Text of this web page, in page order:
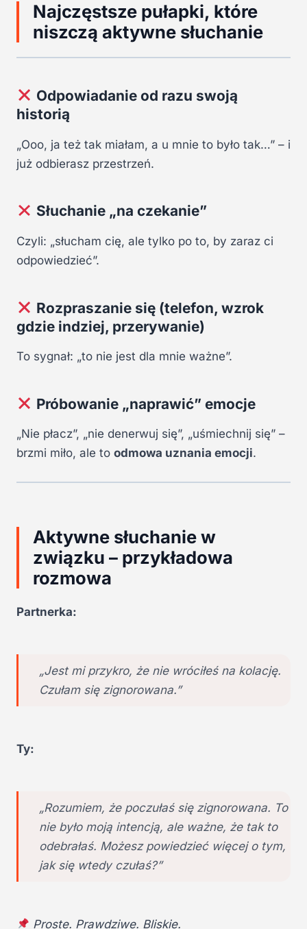
Najczęstsze pułapki, które
niszczą aktywne słuchanie
Odpowiadanie od razu swoją
historią
„Ooo, ja też tak miałam, a u mnie to było tak…” – i
już odbierasz przestrzeń.
Słuchanie „na czekanie”
Czyli: „słucham cię, ale tylko po to, by zaraz ci
odpowiedzieć”.
Rozpraszanie się (telefon, wzrok
gdzie indziej, przerywanie)
To sygnał: „to nie jest dla mnie ważne”.
Próbowanie „naprawić” emocje
„Nie płacz”, „nie denerwuj się”, „uśmiechnij się” –
brzmi miło, ale to odmowa uznania emocji.
Aktywne słuchanie w
związku – przykładowa
rozmowa
Partnerka:
„Jest mi przykro, że nie wróciłeś na kolację.
Czułam się zignorowana.”
Ty:
„Rozumiem, że poczułaś się zignorowana. To
nie było moją intencją, ale ważne, że tak to
odebrałaś. Możesz powiedzieć więcej o tym,
jak się wtedy czułaś?”
Proste. Prawdziwe. Bliskie.